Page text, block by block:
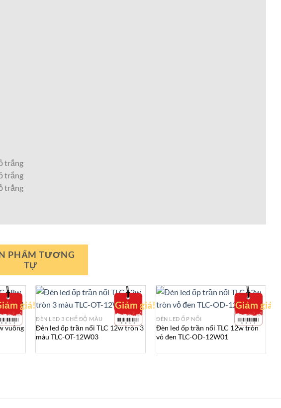
PHẨM TƯƠNG
TỰ
giá!
vuông
Giảm giá!
ĐÈN LED 3 CHẾ ĐỘ MÀU
Đèn led ốp trần nổi TLC 12w tròn 3
màu TLC-OT-12W03
Giảm giá!
ĐÈN LED ỐP NỔI
Đèn led ốp trần nổi TLC 12w tròn
vỏ đen TLC-OD-12W01